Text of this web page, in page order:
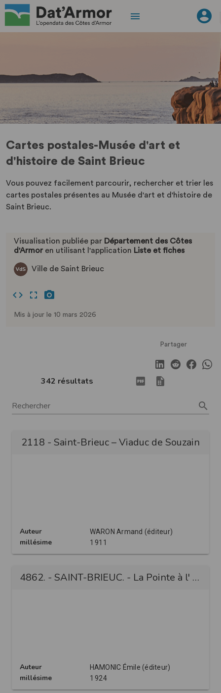
Cartes postales-Musée d'art et
d'histoire de Saint Brieuc
Vous pouvez facilement parcourir, rechercher et trier les
cartes postales présentes au Musée d'art et d'histoire de
Saint Brieuc.
Visualisation publiée par Département des Côtes
d'Armor en utilisant l'application Liste et fiches
Ville de Saint Brieuc
Mis à jour le 10 mars 2026
Partager